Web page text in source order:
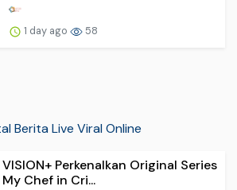
1 day ago 58
Berita Live Viral Online
VISION+ Perkenalkan Original Series
My Chef in Cri...